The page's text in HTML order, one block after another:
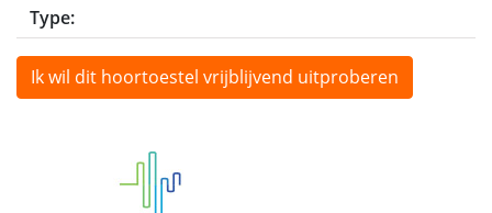
Type:
Ik wil dit hoortoestel vrijblijvend uitproberen